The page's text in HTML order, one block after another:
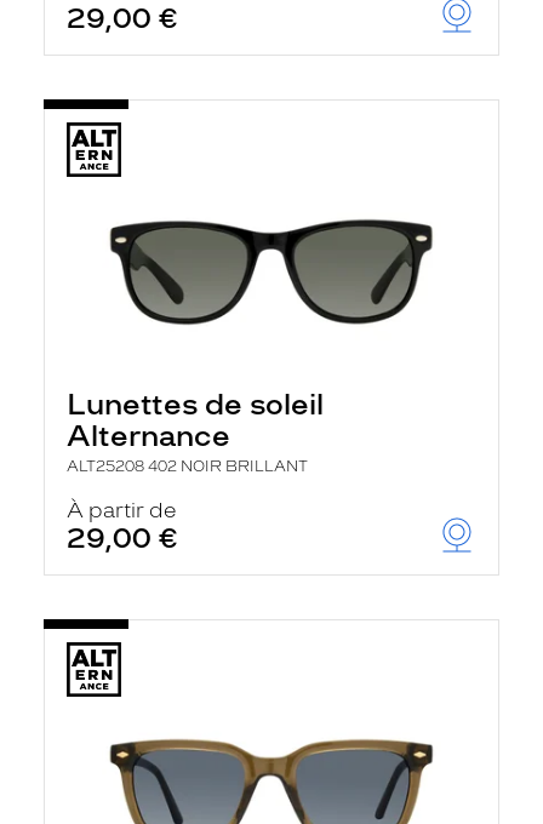
29,00 €
Lunettes de soleil
Alternance
ALT25208 402 NOIR BRILLANT
À partir de
29,00 €